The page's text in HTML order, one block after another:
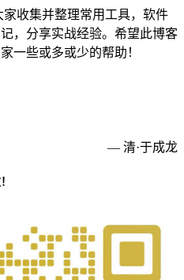
收集并整理常用工具，软件
，分享实战经验。希望此博客
一些或多或少的帮助！
— 清·于成龙